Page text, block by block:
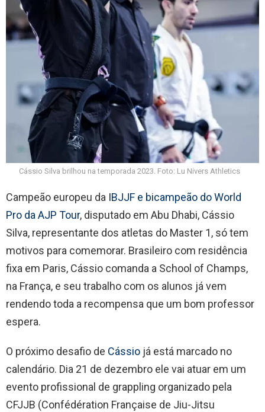
Cássio Silva brilhou na temporada 2023. Foto: Lu Nivers Athletics
Campeão europeu da IBJJF e bicampeão do World
Pro da AJP Tour, disputado em Abu Dhabi, Cássio
Silva, representante dos atletas do Master 1, só tem
motivos para comemorar. Brasileiro com residência
fixa em Paris, Cássio comanda a School of Champs,
na França, e seu trabalho com os alunos já vem
rendendo toda a recompensa que um bom professor
espera.
O próximo desafio de Cássio já está marcado no
calendário. Dia 21 de dezembro ele vai atuar em um
evento profissional de grappling organizado pela
CFJJB (Confédération Française de Jiu-Jitsu